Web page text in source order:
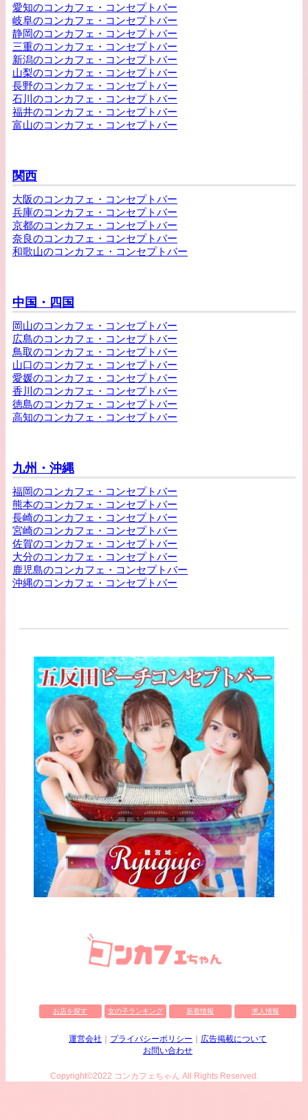
愛知のコンカフェ・コンセプトバー
岐阜のコンカフェ・コンセプトバー
静岡のコンカフェ・コンセプトバー
三重のコンカフェ・コンセプトバー
新潟のコンカフェ・コンセプトバー
山梨のコンカフェ・コンセプトバー
長野のコンカフェ・コンセプトバー
石川のコンカフェ・コンセプトバー
福井のコンカフェ・コンセプトバー
富山のコンカフェ・コンセプトバー
関西
大阪のコンカフェ・コンセプトバー
兵庫のコンカフェ・コンセプトバー
京都のコンカフェ・コンセプトバー
奈良のコンカフェ・コンセプトバー
和歌山のコンカフェ・コンセプトバー
中国・四国
岡山のコンカフェ・コンセプトバー
広島のコンカフェ・コンセプトバー
鳥取のコンカフェ・コンセプトバー
山口のコンカフェ・コンセプトバー
愛媛のコンカフェ・コンセプトバー
香川のコンカフェ・コンセプトバー
徳島のコンカフェ・コンセプトバー
高知のコンカフェ・コンセプトバー
九州・沖縄
福岡のコンカフェ・コンセプトバー
熊本のコンカフェ・コンセプトバー
長崎のコンカフェ・コンセプトバー
宮崎のコンカフェ・コンセプトバー
佐賀のコンカフェ・コンセプトバー
大分のコンカフェ・コンセプトバー
鹿児島のコンカフェ・コンセプトバー
沖縄のコンカフェ・コンセプトバー
お店を探す 女の子ランキング 新着情報 求人情報
運営会社 プライバシーポリシー
広告掲載について
お問い合わせ
Copyright©2022 コンカフェちゃん All Rights Reserved.